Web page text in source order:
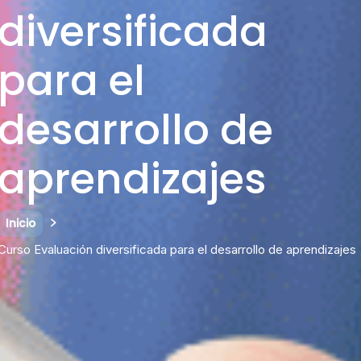
el
de
Inicio
Evaluación diversificada para el desarrollo de aprendizajes